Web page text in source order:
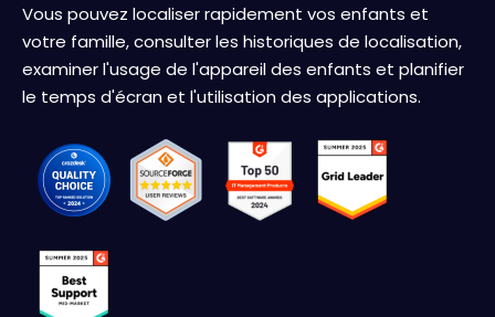
Vous pouvez localiser rapidement vos enfants et
votre famille, consulter les historiques de localisation,
examiner l'usage de l'appareil des enfants et planifier
le temps d'écran et l'utilisation des applications.